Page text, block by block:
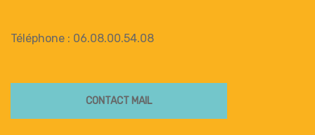
Téléphone : 06.08.00.54.08
CONTACT MAIL